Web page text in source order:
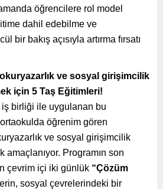
öğrencilere rol model
dahil edebilme ve
bir bakış açısıyla artırma fırsatı
ve sosyal girişimcilik
için 5 Taş Eğitimleri!
birliği ile uygulanan bu
öğrenim gören
ve sosyal girişimcilik
amaçlanıyor. Programın son
çevrim içi iki günlük “Çözüm
sosyal çevrelerindeki bir